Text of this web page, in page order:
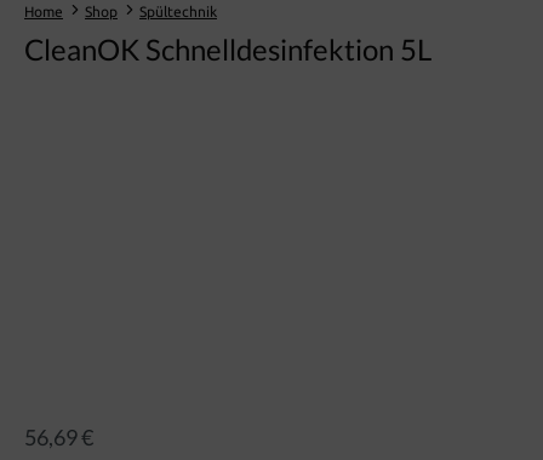
Home Shop Spültechnik
CleanOK Schnelldesinfektion 5L
56,69 €